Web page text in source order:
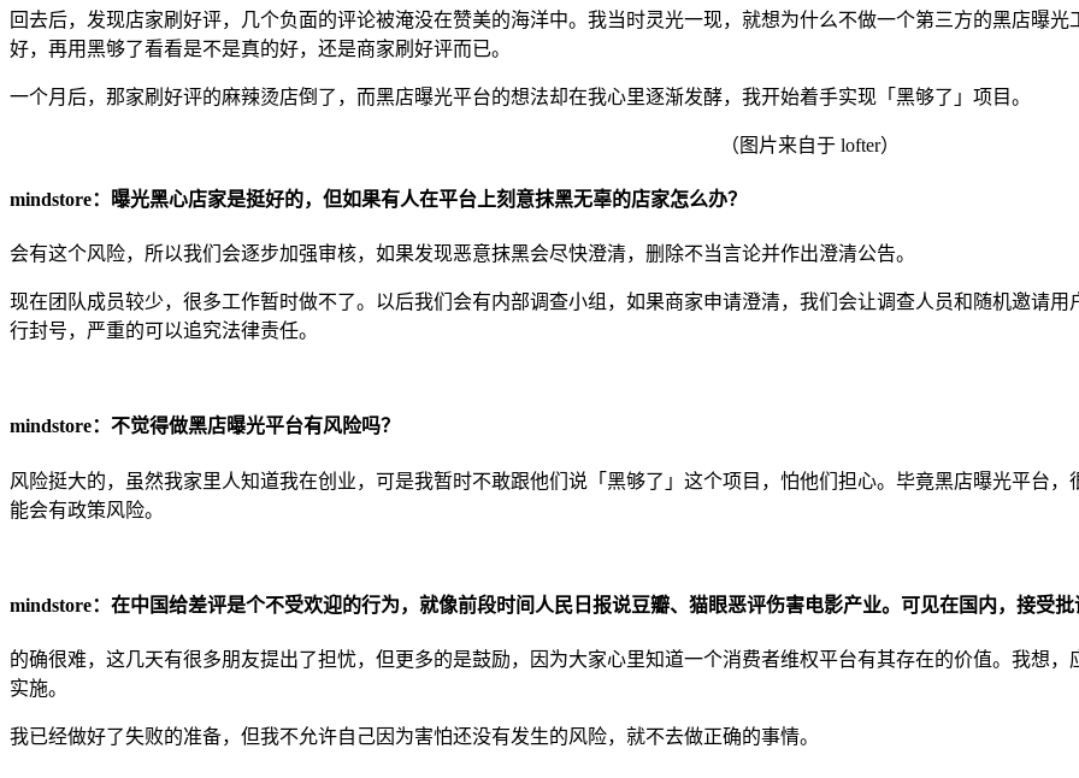
回去后，发现店家刷好评，几个负面的评论被淹没在赞美的海洋中。我当时灵光一现，就想为什么不做一个第三方的黑店曝
好，再用黑够了看看是不是真的好，还是商家刷好评而已。
一个月后，那家刷好评的麻辣烫店倒了，而黑店曝光平台的想法却在我心里逐渐发酵，我开始着手实现「黑够了」项目。
（图片来自于 lofter）
mindstore：曝光黑心店家是挺好的，但如果有人在平台上刻意抹黑无辜的店家怎么办？
会有这个风险，所以我们会逐步加强审核，如果发现恶意抹黑会尽快澄清，删除不当言论并作出澄清公告。
现在团队成员较少，很多工作暂时做不了。以后我们会有内部调查小组，如果商家申请澄清，我们会让调查人员和随机邀请
行封号，严重的可以追究法律责任。
mindstore：不觉得做黑店曝光平台有风险吗？
风险挺大的，虽然我家里人知道我在创业，可是我暂时不敢跟他们说「黑够了」这个项目，怕他们担心。毕竟黑店曝光平台
能会有政策风险。
mindstore：在中国给差评是个不受欢迎的行为，就像前段时间人民日报说豆瓣、猫眼恶评伤害电影产业。可见在国内，接受
的确很难，这几天有很多朋友提出了担忧，但更多的是鼓励，因为大家心里知道一个消费者维权平台有其存在的价值。我想
实施。
我已经做好了失败的准备，但我不允许自己因为害怕还没有发生的风险，就不去做正确的事情。